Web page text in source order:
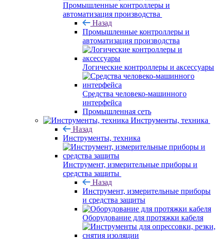
Промышленные контроллеры и
автоматизация производства
Назад
Промышленные контроллеры и
автоматизация производства
Логические контроллеры и аксессуары
Средства человеко-машинного
интерфейса
Промышленная сеть
Инструменты, техника
Назад
Инструменты, техника
Инструмент, измерительные приборы и
средства защиты
Назад
Инструмент, измерительные приборы
и средства защиты
Оборудование для протяжки кабеля